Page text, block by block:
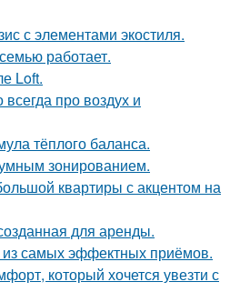
с элементами экостиля.
работает.
Loft.
про воздух и
тёплого баланса.
зонированием.
квартиры с акцентом на
для аренды.
из самых эффектных приёмов.
который хочется увезти с